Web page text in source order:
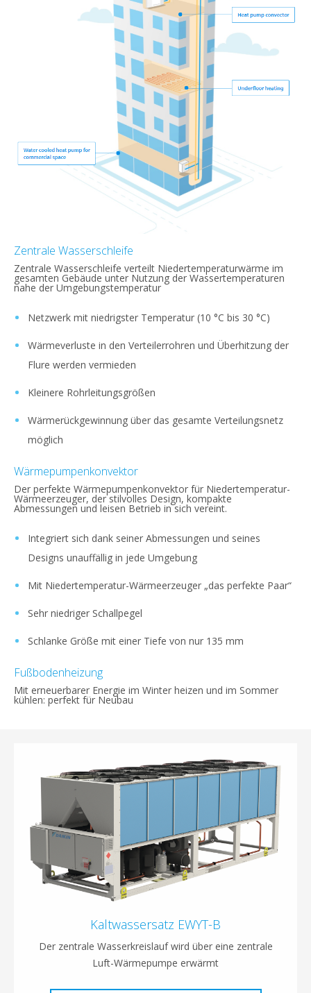
Zentrale Wasserschleife
Zentrale Wasserschleife verteilt Niedertemperaturwärme im
gesamten Gebäude unter Nutzung der Wassertemperaturen
nahe der Umgebungstemperatur
Netzwerk mit niedrigster Temperatur (10 °C bis 30 °C)
Wärmeverluste in den Verteilerrohren und Überhitzung der
Flure werden vermieden
Kleinere Rohrleitungsgrößen
Wärmerückgewinnung über das gesamte Verteilungsnetz
möglich
Wärmepumpenkonvektor
Der perfekte Wärmepumpenkonvektor für Niedertemperatur-
Wärmeerzeuger, der stilvolles Design, kompakte
Abmessungen und leisen Betrieb in sich vereint.
Integriert sich dank seiner Abmessungen und seines
Designs unauffällig in jede Umgebung
Mit Niedertemperatur-Wärmeerzeuger „das perfekte Paar“
Sehr niedriger Schallpegel
Schlanke Größe mit einer Tiefe von nur 135 mm
Fußbodenheizung
Mit erneuerbarer Energie im Winter heizen und im Sommer
kühlen: perfekt für Neubau
Kaltwassersatz EWYT-B
Der zentrale Wasserkreislauf wird über eine zentrale
Luft-Wärmepumpe erwärmt